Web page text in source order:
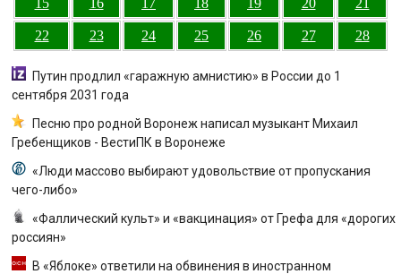
22 23 24 25 26 27 28
Путин продлил «гаражную амнистию» в России до 1
сентября 2031 года
Песню про родной Воронеж написал музыкант Михаил
Гребенщиков - ВестиПК в Воронеже
«Люди массово выбирают удовольствие от пропускания
чего-либо»
«Фаллический культ» и «вакцинация» от Грефа для «дорогих
россиян»
В «Яблоке» ответили на обвинения в иностранном